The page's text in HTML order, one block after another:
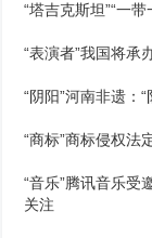
“塔吉克斯坦”“一
“表演者”我国将承
“阴阳”河南非遗：
“商标”商标侵权法
“音乐”腾讯音乐受
关注